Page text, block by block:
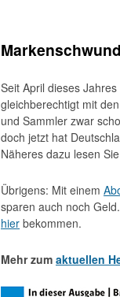
Markenschwund
Seit April dieses
gleichberechtigt mit
und Sammler zwar
doch jetzt hat
Näheres dazu lesen
Übrigens: Mit einem
sparen auch noch
hier bekommen.
Mehr zum aktuellen